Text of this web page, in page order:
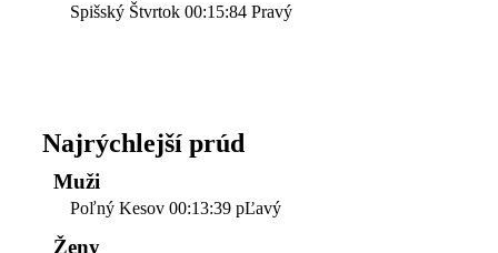
Spišský Štvrtok 00:15:84 Pravý
Najrýchlejší prúd
Muži
Poľný Kesov 00:13:39 pĽavý
Ženy